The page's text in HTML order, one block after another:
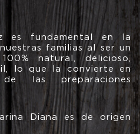
es fundamental en la
familias al ser un
natural, delicioso,
lo que la convierte en
las preparaciones
Diana es de origen